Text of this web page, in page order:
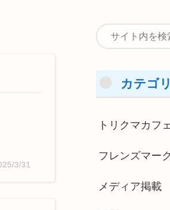
3/31
カテゴ
トリクマカフェ
フレンズマーク
メディア掲載